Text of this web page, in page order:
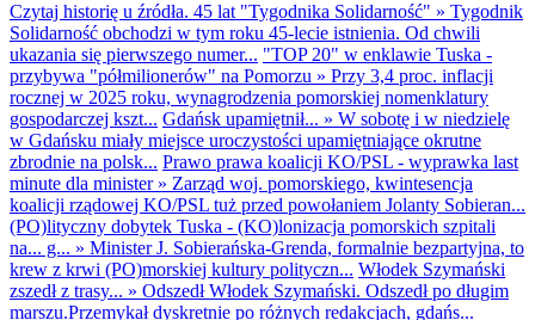
Czytaj historię u źródła. 45 lat "Tygodnika Solidarność" » Tygodnik
Solidarność obchodzi w tym roku 45-lecie istnienia. Od chwili
ukazania się pierwszego numer... "TOP 20" w enklawie Tuska -
przybywa "półmilionerów" na Pomorzu » Przy 3,4 proc. inflacji
rocznej w 2025 roku, wynagrodzenia pomorskiej nomenklatury
gospodarczej kszt... Gdańsk upamiętnił... » W sobotę i w niedzielę
w Gdańsku miały miejsce uroczystości upamiętniające okrutne
zbrodnie na polsk... Prawo prawa koalicji KO/PSL - wyprawka last
minute dla minister» Zarząd woj. pomorskiego, kwintesencja
koalicji rządowej KO/PSL tuż przed powołaniem Jolanty Sobieran...
(PO)lityczny dobytek Tuska - (KO)lonizacja pomorskich szpitali
na... g... » Minister J. Sobierańska-Grenda, formalnie bezpartyjna, to
krew z krwi (PO)morskiej kultury polityczn... Włodek Szymański
zszedł z trasy... » Odszedł Włodek Szymański. Odszedł po długim
marszu.Przemykał dyskretnie po różnych redakcjach, gdańs...